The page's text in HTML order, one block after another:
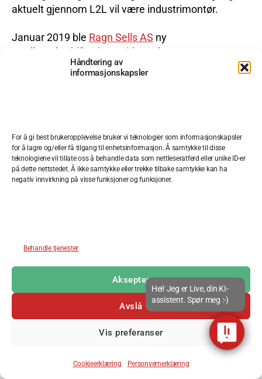
Håndtering av
informasjonskapsler
For å gi best brukeropplevelse bruker vi teknologier som informasjonskapsler
for å lagre og/eller få tilgang til enhetsinformasjon. Å samtykke til disse
teknologiene vil tillate oss å behandle data som nettleseratferd eller unike ID-er
på dette nettstedet. Å ikke samtykke eller trekke tilbake samtykke kan ha
negativ innvirkning på visse funksjoner og funksjoner.
Behandle tjenester
Aksepter
Avslå
Vis preferanser
Cookieerklæring Personvernerklæring
aktuelt gjennom L2L vil være industrimontør.
Januar 2019 ble Ragn Sells AS ny
medlemsbedrift! Kjernevirksomhet er transport,
sortering og bearbeiding av avfall fra næringslivet
og private. Av dette avfallet produserer de
ansatte, og lærefag som i første omgang er aktuelt
via L2L vil være gjenvinningsfaget.
I løpet av 2018 har vi ønsket velkommen 8 nye
Partner-Maskineringer siste nye medlemmet i
2018. De er et moderne, finmekanisk
produksjonsverksted for prototype- og
serieproduksjon. Selskapet holder til på Straume og
er ISO 9001:2008 sertifisert. Bedriften bearbeider
de fleste materialer og benytter metodiske
arbeidsprosesser i produksjon. De har lærlinger i
Hei! Jeg er Live, din KI-
assistent. Spør meg :-)